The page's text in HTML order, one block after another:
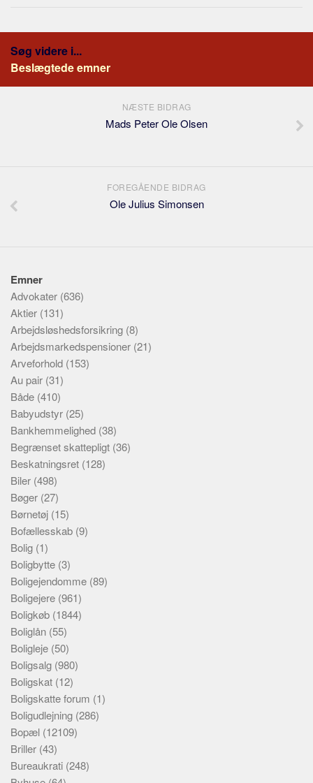
Søg videre i...
Beslægtede emner
NÆSTE BIDRAG
Mads Peter Ole Olsen
FOREGÅENDE BIDRAG
Ole Julius Simonsen
Emner
Advokater (636)
Aktier (131)
Arbejdsløshedsforsikring (8)
Arbejdsmarkedspensioner (21)
Arveforhold (153)
Au pair (31)
Både (410)
Babyudstyr (25)
Bankhemmelighed (38)
Begrænset skattepligt (36)
Beskatningsret (128)
Biler (498)
Bøger (27)
Børnetøj (15)
Bofællesskab (9)
Bolig (1)
Boligbytte (3)
Boligejendomme (89)
Boligejere (961)
Boligkøb (1844)
Boliglån (55)
Boligleje (50)
Boligsalg (980)
Boligskat (12)
Boligskatte forum (1)
Boligudlejning (286)
Bopæl (12109)
Briller (43)
Bureaukrati (248)